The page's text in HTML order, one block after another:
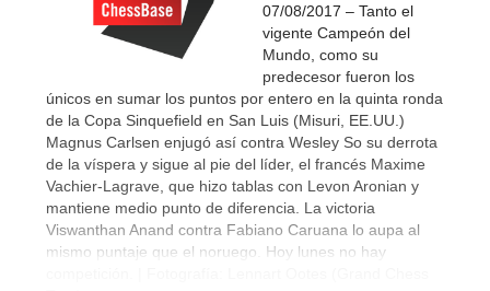
07/08/2017 – Tanto el
vigente Campeón del
Mundo, como su
predecesor fueron los
únicos en sumar los puntos por entero en la quinta ronda
de la Copa Sinquefield en San Luis (Misuri, EE.UU.)
Magnus Carlsen enjugó así contra Wesley So su derrota
de la víspera y sigue al pie del líder, el francés Maxime
Vachier-Lagrave, que hizo tablas con Levon Aronian y
mantiene medio punto de diferencia. La victoria
Viswanthan Anand contra Fabiano Caruana lo aupa al
mismo puntaje que el noruego. Hoy lunes no hay